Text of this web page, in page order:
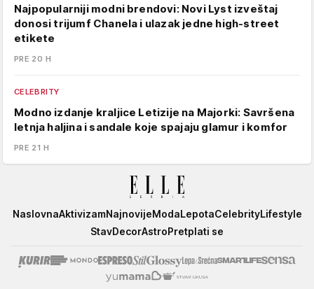
Najpopularniji modni brendovi: Novi Lyst izveštaj
donosi trijumf Chanela i ulazak jedne high-street
etikete
PRE 20 H
CELEBRITY
Modno izdanje kraljice Letizije na Majorki: Savršena
letnja haljina i sandale koje spajaju glamur i komfor
PRE 21 H
Elle
NaslovnaAktivizamNajnovijeModaLepotaCelebrityLifestyle
StavDecorAstroPretplati se